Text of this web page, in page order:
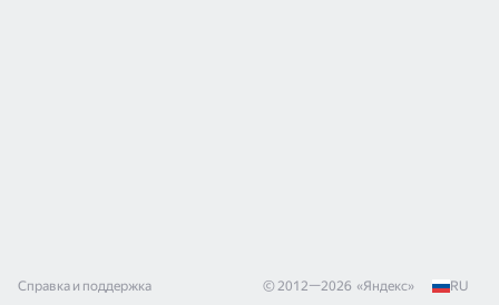
Справка и поддержка © 2012—2026 «Яндекс» RU